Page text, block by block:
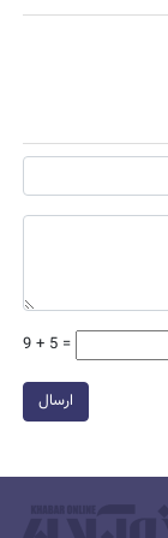
9 + 5 =
ارسال